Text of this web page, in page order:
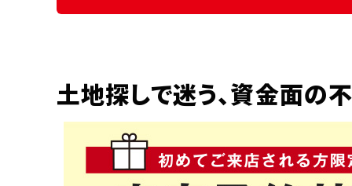
土地探しで迷う、資金面の